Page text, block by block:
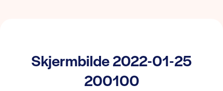
Skjermbilde 2022-01-25
200100